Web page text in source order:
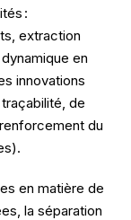
:
extraction
en
innovations
de
du
en matière de
la séparation